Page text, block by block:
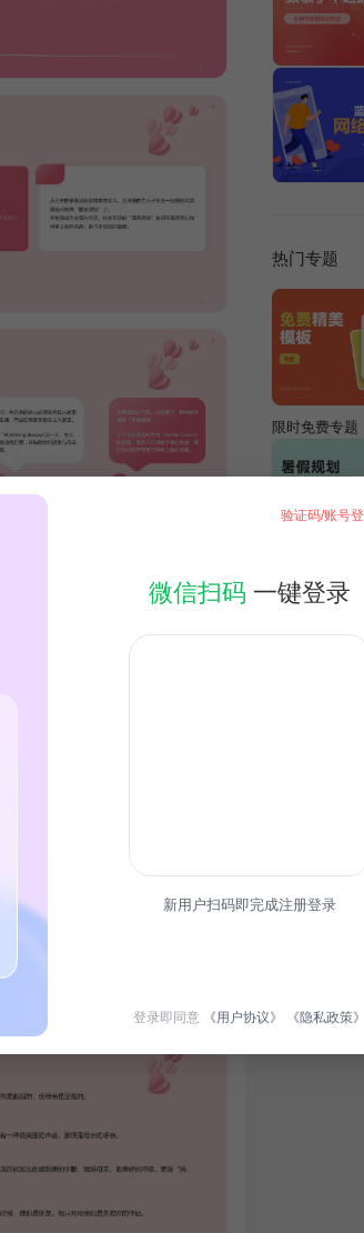
热门专题
限时免费专题
暑假生活规划
验证码/账号
微信扫码 一键登录
新用户扫码即完成注册登录
登录即同意 《用户协议》 《隐私政策》